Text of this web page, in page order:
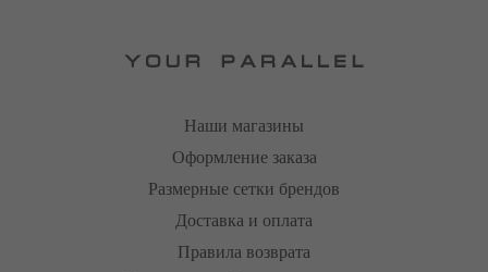
Наши магазины
Оформление заказа
Размерные сетки брендов
Доставка и оплата
Правила возврата